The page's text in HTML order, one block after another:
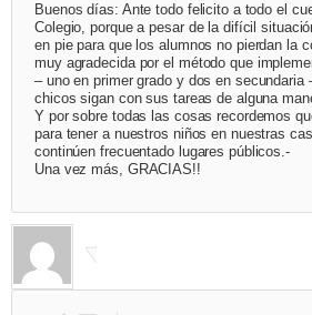
Buenos días: Ante todo felicito a todo el
Colegio, porque a pesar de la difícil
en pie para que los alumnos no pierdan la
muy agradecida por el método que
– uno en primer grado y dos en secundaria
chicos sigan con sus tareas de alguna
Y por sobre todas las cosas recordemos
para tener a nuestros niños en nuestras
continúen frecuentado lugares públicos.-
Una vez más, GRACIAS!!